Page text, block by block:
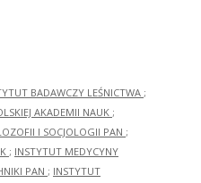
BADAWCZY LEŚNICTWA ;
AKADEMII NAUK ;
I SOCJOLOGII PAN ;
; INSTYTUT MEDYCYNY
PAN ; INSTYTUT